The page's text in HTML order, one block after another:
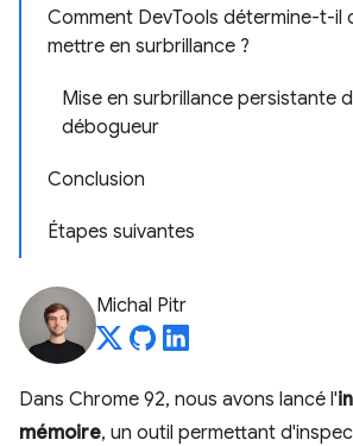
Comment DevTools détermine-t-il
mettre en surbrillance ?
Mise en surbrillance persistante
débogueur
Conclusion
Étapes suivantes
Michal Pitr
Dans Chrome 92, nous avons lancé l'
mémoire, un outil permettant